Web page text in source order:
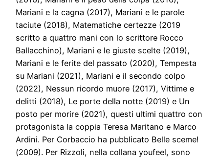
Mariani e la cagna (2017), Mariani e le parole
taciute (2018), Matematiche certezze (2019
scritto a quattro mani con lo scrittore Rocco
Ballacchino), Mariani e le giuste scelte (2019),
Mariani e le ferite del passato (2020), Tempesta
su Mariani (2021), Mariani e il secondo colpo
(2022), Nessun ricordo muore (2017), Vittime e
delitti (2018), Le porte della notte (2019) e Un
posto per morire (2021), questi ultimi quattro con
protagonista la coppia Teresa Maritano e Marco
Ardini. Per Corbaccio ha pubblicato Belle sceme!
(2009). Per Rizzoli, nella collana youfeel, sono